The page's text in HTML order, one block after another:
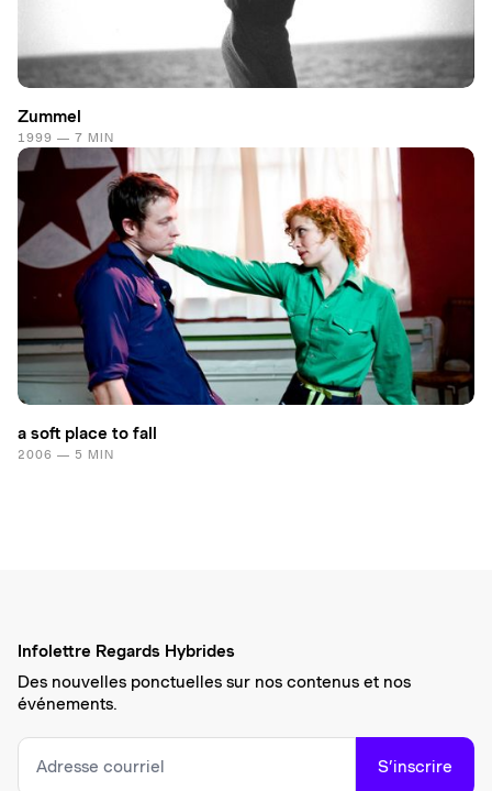
Zummel
1999 — 7 MIN
a soft place to fall
2006 — 5 MIN
Infolettre Regards Hybrides
Des nouvelles ponctuelles sur nos contenus et nos
événements.
S’inscrire